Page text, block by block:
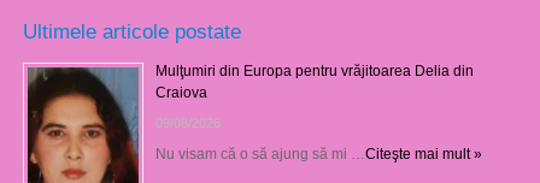
Ultimele articole postate
Mulţumiri din Europa pentru vrăjitoarea Delia din
Craiova
09/08/2026
Nu visam că o să ajung să mi … Citeşte mai mult »